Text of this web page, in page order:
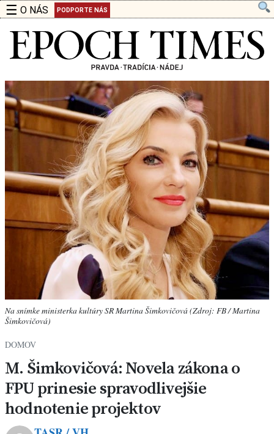
☰ O NÁS PODPORTE NÁS
Na snímke ministerka kultúry SR Martina Šimkovičová (Zdroj: FB / Martina
Šimkovičová)
DOMOV
M. Šimkovičová: Novela zákona o
FPU prinesie spravodlivejšie
hodnotenie projektov